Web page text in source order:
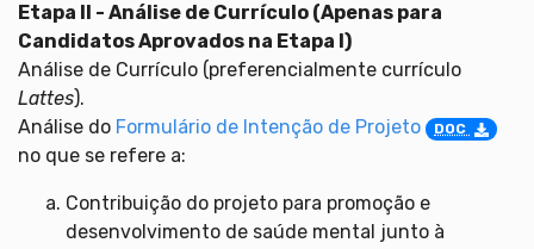
Etapa II - Análise de Currículo (Apenas para
Candidatos Aprovados na Etapa I)
Análise de Currículo (preferencialmente currículo
Lattes).
Análise do Formulário de Intenção de Projeto DOC
no que se refere a:
Contribuição do projeto para promoção e
desenvolvimento de saúde mental junto à